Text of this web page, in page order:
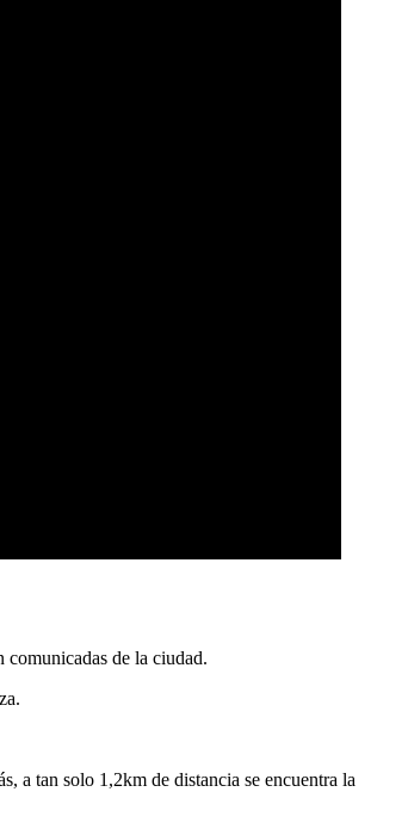
comunicadas de la ciudad.
a tan solo 1,2km de distancia se encuentra la